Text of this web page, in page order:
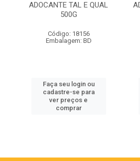
ADOCANTE TAL E QUAL
500G
Código: 18156
Embalagem: BD
Faça seu login ou
cadastre-se para
ver preços e
comprar